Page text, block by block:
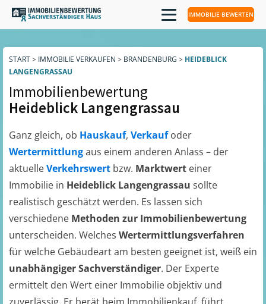
IMMOBILIE BEWERTEN
START> IMMOBILIE VERKAUFEN > BRANDENBURG > HEIDEBLICK
LANGENGRASSAU
Immobilienbewertung
Heideblick Langengrassau
Ganz gleich, ob Hauskauf, Verkaufoder
Wertermittlungaus einem anderen Anlass – der
aktuelleVerkehrswert bzw. Marktwert einer
Immobilie in Heideblick Langengrassau sollte
realistisch geschätzt werden. Es lassen sich
verschiedene Methoden zur Immobilienbewertung
unterscheiden. Welches Wertermittlungsverfahren
für welche Gebäudeart am besten geeignet ist, weiß ein
unabhängiger Sachverständiger. Der Experte
ermittelt den Wert einer Immobilie objektiv und